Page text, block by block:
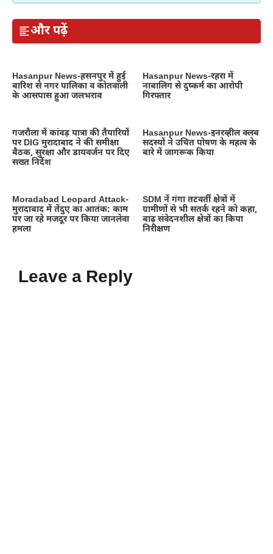
और पढ़ें
Hasanpur News-हसनपुर में हुई
बारिश से नगर पालिका व कोतवाली
के आसपास हुआ जलभराव
Hasanpur News-रहरा में
नाबालिग से दुष्कर्म का आरोपी
गिरफ्तार
गजरौला में कांवड़ यात्रा की तैयारियों
पर DIG मुरादाबाद ने की समीक्षा
बैठक, सुरक्षा और डायवर्जन पर दिए
सख्त निर्देश
Hasanpur News-इनरव्हील क्लब
सदस्यों ने उचित पोषण के महत्व के
बारे में जागरूक किया
Moradabad Leopard Attack-
मुरादाबाद में तेंदुए का आतंक: काम
पर जा रहे मजदूर पर किया जानलेवा
हमला
SDM नें गंगा तटवर्ती क्षेत्रों में
ग्रामीणों से भी सतर्क रहने को कहा,
बाढ़ संवेदनशील क्षेत्रों का किया
निरीक्षण
Leave a Reply